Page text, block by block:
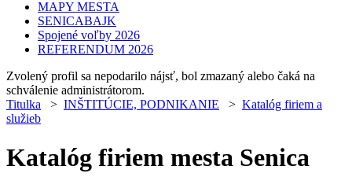
MAPY MESTA
SENICABAJK
Spojené voľby 2026
REFERENDUM 2026
Zvolený profil sa nepodarilo nájsť, bol zmazaný alebo čaká na
schválenie administrátorom.
Titulka > INŠTITÚCIE, PODNIKANIE > Katalóg firiem a
služieb
Katalóg firiem mesta Senica